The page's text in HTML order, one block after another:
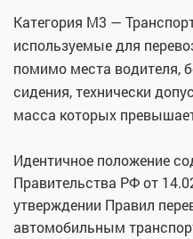
Категория M3 —
используемые для
помимо места водителя,
сидения, технически
масса которых
Идентичное положение
Правительства РФ от
утверждении Правил
автомобильным